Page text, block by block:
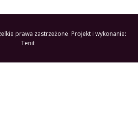
prawa zastrzeżone. Projekt i wykonanie:
Tenit